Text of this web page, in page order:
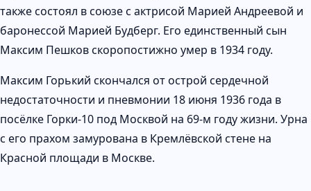
также состоял в союзе с актрисой Марией Андреевой и
баронессой Марией Будберг. Его единственный сын
Максим Пешков скоропостижно умер в 1934 году.
Максим Горький скончался от острой сердечной
недостаточности и пневмонии 18 июня 1936 года в
посёлке Горки-10 под Москвой на 69-м году жизни. Урна
с его прахом замурована в Кремлёвской стене на
Красной площади в Москве.